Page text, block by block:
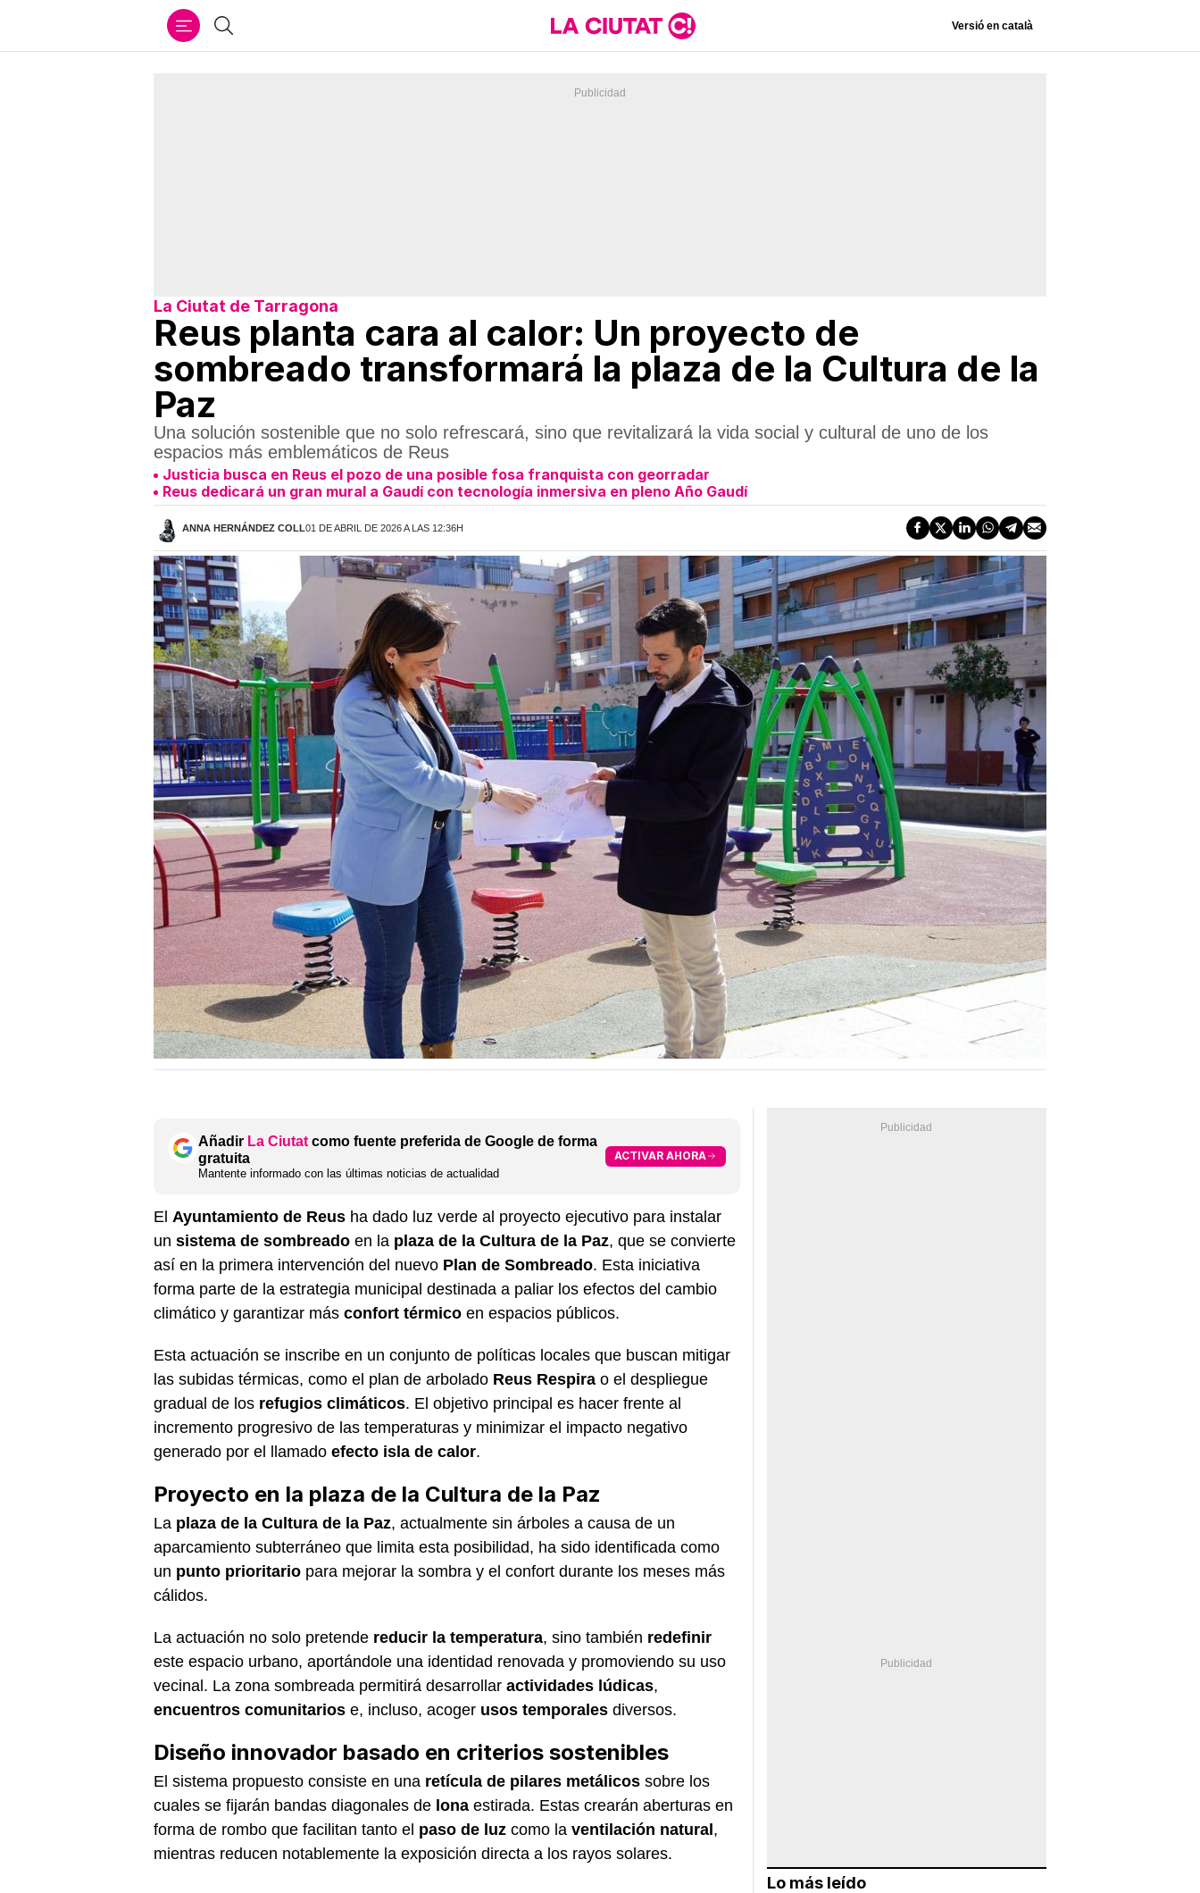
Buscar Versió en català
La Ciutat de Tarragona
Reus planta cara al calor: Un proyecto de
sombreado transformará la plaza de la Cultura de la
Paz
Una solución sostenible que no solo refrescará, sino que revitalizará la vida social y cultural de uno de los
espacios más emblemáticos de Reus
Justicia busca en Reus el pozo de una posible fosa franquista con georradar
Reus dedicará un gran mural a Gaudí con tecnología inmersiva en pleno Año Gaudí
ANNA HERNÁNDEZ COLL01 DE ABRIL DE 2026 A LAS 12:36H
Añadir La Ciutat como fuente preferida de Google de forma
gratuita
Mantente informado con las últimas noticias de actualidad
ACTIVAR AHORA
El Ayuntamiento de Reus ha dado luz verde al proyecto ejecutivo para instalar
un sistema de sombreado en la plaza de la Cultura de la Paz, que se convierte
así en la primera intervención del nuevo Plan de Sombreado. Esta iniciativa
forma parte de la estrategia municipal destinada a paliar los efectos del cambio
climático y garantizar más confort térmico en espacios públicos.
Esta actuación se inscribe en un conjunto de políticas locales que buscan mitigar
las subidas térmicas, como el plan de arbolado Reus Respira o el despliegue
gradual de los refugios climáticos. El objetivo principal es hacer frente al
incremento progresivo de las temperaturas y minimizar el impacto negativo
generado por el llamado efecto isla de calor.
Proyecto en la plaza de la Cultura de la Paz
La plaza de la Cultura de la Paz, actualmente sin árboles a causa de un
aparcamiento subterráneo que limita esta posibilidad, ha sido identificada como
un punto prioritario para mejorar la sombra y el confort durante los meses más
cálidos.
La actuación no solo pretende reducir la temperatura, sino también redefinir
este espacio urbano, aportándole una identidad renovada y promoviendo su uso
vecinal. La zona sombreada permitirá desarrollar actividades lúdicas,
encuentros comunitarios e, incluso, acoger usos temporales diversos.
Diseño innovador basado en criterios sostenibles
El sistema propuesto consiste en una retícula de pilares metálicos sobre los
cuales se fijarán bandas diagonales de lona estirada. Estas crearán aberturas en
forma de rombo que facilitan tanto el paso de luz como la ventilación natural,
mientras reducen notablemente la exposición directa a los rayos solares.
Lo más leído